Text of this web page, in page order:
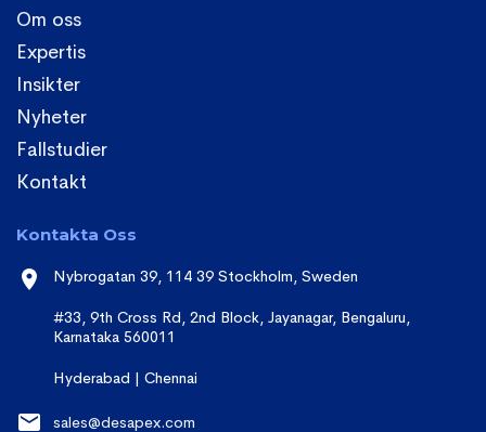
Om oss
Expertis
Insikter
Nyheter
Fallstudier
Kontakt
Kontakta Oss
Nybrogatan 39, 114 39 Stockholm, Sweden
#33, 9th Cross Rd, 2nd Block, Jayanagar, Bengaluru,
Karnataka 560011
Hyderabad | Chennai
sales@desapex.com